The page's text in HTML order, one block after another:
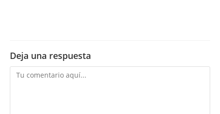
Deja una respuesta
Comentario